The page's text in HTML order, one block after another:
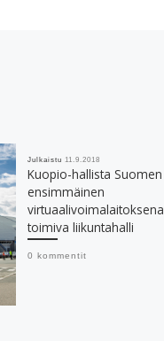
Julkaistu 11.9.2018
Kuopio-hallista Suomen
ensimmäinen
virtuaalivoimalaitoksena
toimiva liikuntahalli
0 kommentit